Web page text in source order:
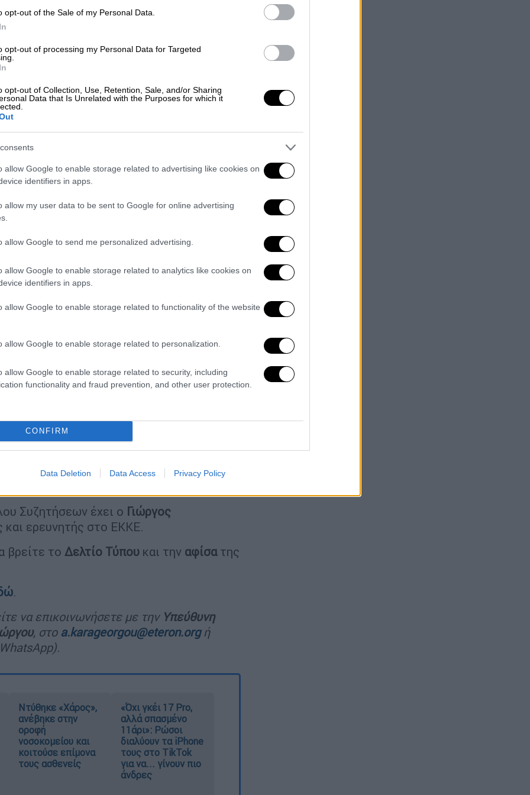
opt-out of the Sale of my Personal Data.
opt-out of processing my Personal Data for Targeted
opt-out of Collection, Use, Retention, Sale, and/or Sharing
Data that Is Unrelated with the Purposes for which it
allow Google to enable storage related to advertising like cookies on
identifiers in apps.
allow my user data to be sent to Google for online advertising
allow Google to send me personalized advertising.
allow Google to enable storage related to analytics like cookies on
identifiers in apps.
allow Google to enable storage related to functionality of the website
allow Google to enable storage related to personalization.
allow Google to enable storage related to security, including
functionality and fraud prevention, and other user protection.
CONFIRM
Data Deletion Data Access Privacy Policy
ΔΣ της Ελληνικής Ένωσης για τα
Λουκόπουλος, συνιδρυτής και διευθυντής
Ποιοι οι βασικοί του φορείςκαι
είναι τελικά οκίνδυνος
δημοκρατίες;
ερωτήματα, στα οποία θα
για τον αυταρχισμό. Μια λέξη που
ντεμοντέ, ωστόσο φαίνεται να έχει
έρευνες και σχετικοί δείκτες
για τηνπαγκόσμια υποχώρηση της
σε αυταρχικά κράτη και
καταπιάνεται με
της άκρας και ριζοσπαστικής
παράδοση. Και στην
αποκτήσει
των υποκλοπών.
«-ισμούς» , έτσι και με τον
ότι όλες και όλοι μιλάμε για το
. Στην εκδήλωση της Τετάρτης 15
τη σχετική συζήτηση ξεκινώντας από
κοινωνίας πολιτών
για τα Σύγχρονα Πολιτικά
θα πραγματοποιηθεί τηνΤετάρτη 29
Συζητήσεων έχει ο Γιώργος
και ερευνητής στο ΕΚΚΕ.
βρείτε το Δελτίο Τύπου και την αφίσατης
.
να επικοινωνήσετε με την Υπεύθυνη
, στο a.karageorgou@eteron.org ή
).
Ντύθηκε «Χάρος»,
ανέβηκε στην
οροφή
νοσοκομείου και
κοιτούσε επίμονα
τους ασθενείς
«Όχι γκέι 17 Pro,
αλλά σπασμένο
11άρι»: Ρώσοι
διαλύουν τα iPhone
τους στο TikTok
για να... γίνουν πιο
άνδρες